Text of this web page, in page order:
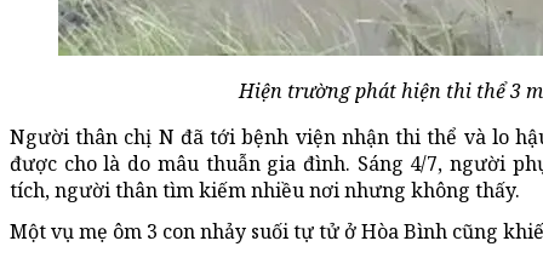
Hiện trường phát hiện thi thể 3
Người thân chị N đã tới bệnh viện nhận thi thể và lo
được cho là do mâu thuẫn gia đình. Sáng 4/7, người
tích, người thân tìm kiếm nhiều nơi nhưng không thấy.
Một vụ mẹ ôm 3 con nhảy suối tự tử ở Hòa Bình cũng